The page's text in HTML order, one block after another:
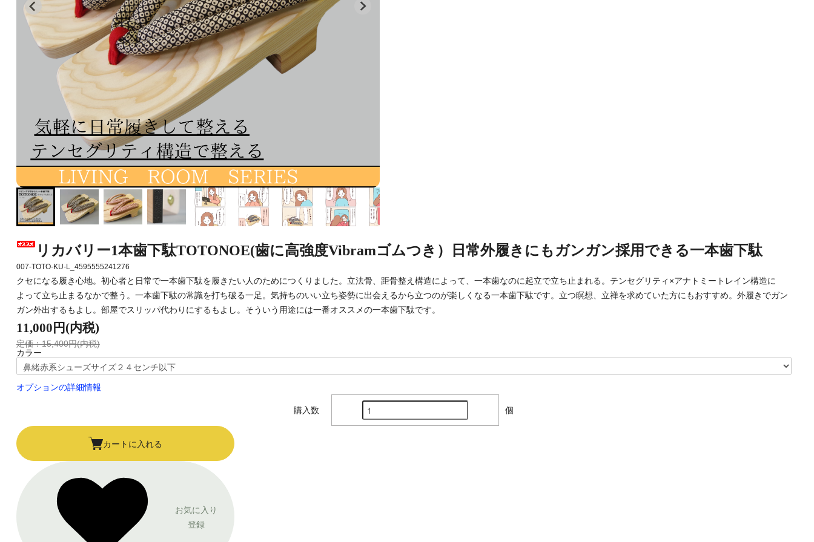
リカバリー1本歯下駄TOTONOE(歯に高強度Vibramゴムつき）日常外履きにもガンガン採用できる一本歯下駄
007-TOTO-KU-L_4595555241276
クセになる履き心地。初心者と日常で一本歯下駄を履きたい人のためにつくりました。立法骨、距骨整え構造によって、一本歯なのに起立で立ち止まれる。テンセグリティ×アナトミートレイン構造に
よって立ち止まるなかで整う。一本歯下駄の常識を打ち破る一足。気持ちのいい立ち姿勢に出会えるから立つのが楽しくなる一本歯下駄です。立つ瞑想、立禅を求めていた方にもおすすめ。外履きでガン
ガン外出するもよし。部屋でスリッパ代わりにするもよし。そういう用途には一番オススメの一本歯下駄です。
11,000円(内税)
定価：15,400円(内税)
カラー
オプションの詳細情報
購入数 個
カートに入れる
お気に入り
登録